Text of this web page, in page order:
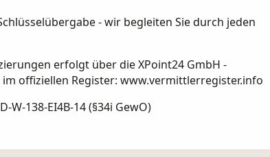
- wir begleiten Sie durch jeden
erfolgt über die XPoint24 GmbH -
offiziellen Register: www.vermittlerregister.info
W-138-EI4B-14 (§34i GewO)